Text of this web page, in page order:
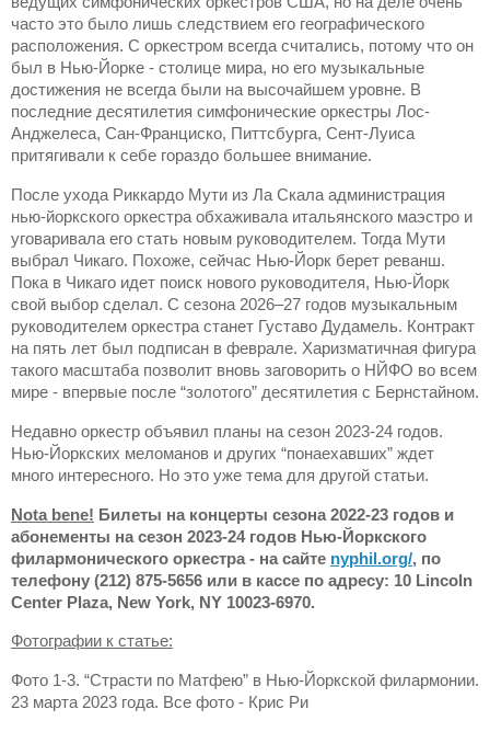
часто это было лишь следствием его географического
расположения. С оркестром всегда считались, потому что он
был в Нью-Йорке - столице мира, но его музыкальные
достижения не всегда были на высочайшем уровне. В
последние десятилетия симфонические оркестры Лос-
Анджелеса, Сан-Франциско, Питтсбурга, Сент-Луиса
притягивали к себе гораздо большее внимание.
После ухода Риккардо Мути из Ла Скала администрация
нью-йоркского оркестра обхаживала итальянского маэстро и
уговаривала его стать новым руководителем. Тогда Мути
выбрал Чикаго. Похоже, сейчас Нью-Йорк берет реванш.
Пока в Чикаго идет поиск нового руководителя, Нью-Йорк
свой выбор сделал. С сезона 2026–27 годов музыкальным
руководителем оркестра станет Густаво Дудамель. Контракт
на пять лет был подписан в феврале. Харизматичная фигура
такого масштаба позволит вновь заговорить о НЙФО во всем
мире - впервые после “золотого” десятилетия с Бернстайном.
Недавно оркестр объявил планы на сезон 2023-24 годов.
Нью-Йоркских меломанов и других “понаехавших” ждет
много интересного. Но это уже тема для другой статьи.
Nota bene! Билеты на концерты сезона 2022-23 годов и
абонементы на сезон 2023-24 годов Нью-Йоркского
филармонического оркестра - на сайте nyphil.org/, по
телефону (212) 875-5656 или в кассе по адресу: 10 Lincoln
Center Plaza, New York, NY 10023-6970.
Фотографии к статье:
Фото 1-3. “Страсти по Матфею” в Нью-Йоркской филармонии.
23 марта 2023 года. Все фото - Крис Ри